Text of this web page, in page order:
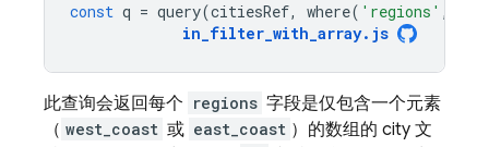
const q = query(citiesRef, where( 'regions' ,
in_filter_with_array. js
此查询会返回每个 regions 字段是仅包含一个元素
（ west_coast 或 east_coast ）的数组的 city 文